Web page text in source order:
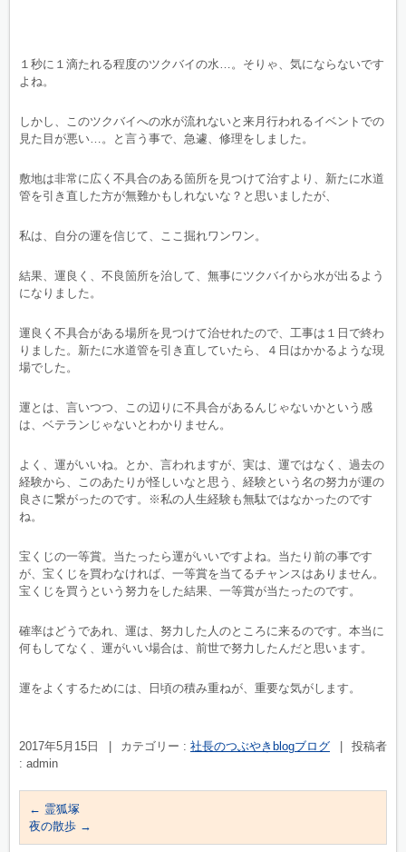
１秒に１滴たれる程度のツクバイの水…。そりゃ、気にならないです
よね。
しかし、このツクバイへの水が流れないと来月行われるイベントでの
見た目が悪い…。と言う事で、急遽、修理をしました。
敷地は非常に広く不具合のある箇所を見つけて治すより、新たに水道
管を引き直した方が無難かもしれないな？と思いましたが、
私は、自分の運を信じて、ここ掘れワンワン。
結果、運良く、不良箇所を治して、無事にツクバイから水が出るよう
になりました。
運良く不具合がある場所を見つけて治せれたので、工事は１日で終わ
りました。新たに水道管を引き直していたら、４日はかかるような現
場でした。
運とは、言いつつ、この辺りに不具合があるんじゃないかという感
は、ベテランじゃないとわかりません。
よく、運がいいね。とか、言われますが、実は、運ではなく、過去の
経験から、このあたりが怪しいなと思う、経験という名の努力が運の
良さに繋がったのです。※私の人生経験も無駄ではなかったのです
ね。
宝くじの一等賞。当たったら運がいいですよね。当たり前の事です
が、宝くじを買わなければ、一等賞を当てるチャンスはありません。
宝くじを買うという努力をした結果、一等賞が当たったのです。
確率はどうであれ、運は、努力した人のところに来るのです。本当に
何もしてなく、運がいい場合は、前世で努力したんだと思います。
運をよくするためには、日頃の積み重ねが、重要な気がします。
2017年5月15日 カテゴリー : 社長のつぶやきblogブログ
投稿者
: admin
← 霊狐塚
夜の散歩 →